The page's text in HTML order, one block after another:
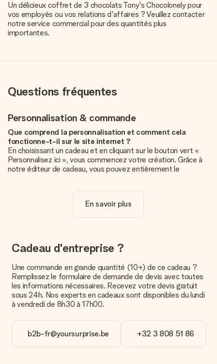
Un délicieux coffret de 3 chocolats Tony's Chocolonely pour
vos employés ou vos relations d'affaires ? Veuillez contacter
notre service commercial pour des quantités plus
importantes.
Questions fréquentes
Personnalisation & commande
Que comprend la personnalisation et comment cela
fonctionne-t-il sur le site internet ?
En choisissant un cadeau et en cliquant sur le bouton vert «
Personnalisez ici », vous commencez votre création. Grâce à
notre éditeur de cadeau, vous pouvez entièrement le
unique pour ajouter une touche finale à votre cadeau.
La personnalisation est-elle comprise dans le prix ?
Comment savoir si ma photo est de qualité suffisante ?
ton cadeau. C'est pourquoi il est important d'utiliser des
photos de haute qualité. Si tu n'es pas sûr de la qualité de ton
image, contacte notre équipe du service clientèle et joins ta
photo au cadeau que tu souhaites commander. Ils pourront
alors vérifier la qualité pour toi !
Quels formats dois-je utiliser pour le téléchargement ?
Vous pouvez utiliser les formats JPG et PNG et les
télécharger dans notre éditeur de cadeau. Si ces termes vous
En savoir plus
Cadeau d'entreprise ?
Une commande en grande quantité (10+) de ce cadeau ?
Remplissez le formulaire de demande de devis avec toutes
les informations nécessaires. Recevez votre devis gratuit
sous 24h. Nos experts en cadeaux sont disponibles du lundi
à vendredi de 8h30 à 17h00.
b2b-fr@yoursurprise.be +32 3 808 51 86